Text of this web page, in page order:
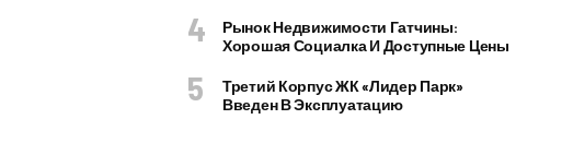
Рынок Недвижимости Гатчины:
Хорошая Социалка И Доступные Цены
Третий Корпус ЖК «Лидер Парк»
Введен В Эксплуатацию